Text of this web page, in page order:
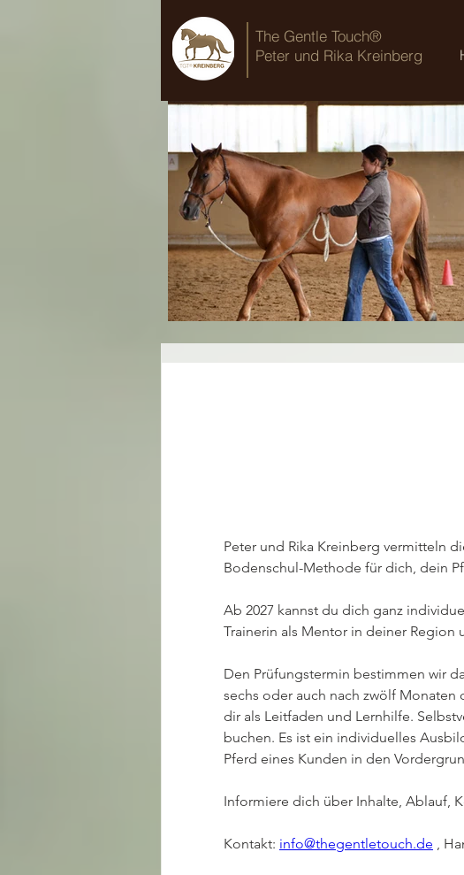
The Gentle Touch®
Peter und Rika Kreinberg
Peter und Rika Kreinberg vermitteln
Bodenschul-Methode für dich, dein
Ab 2027 kannst du dich ganz
Trainerin als Mentor in deiner
Den Prüfungstermin bestimmen wir
sechs oder auch nach zwölf
dir als Leitfaden und Lernhilfe.
buchen. Es ist ein individuelles
Pferd eines Kunden in den
Informiere dich über Inhalte, Ablauf,
Kontakt: info@thegentletouch.de ,